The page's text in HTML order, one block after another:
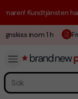
Kundtjänsten har
inom 1 h Fri